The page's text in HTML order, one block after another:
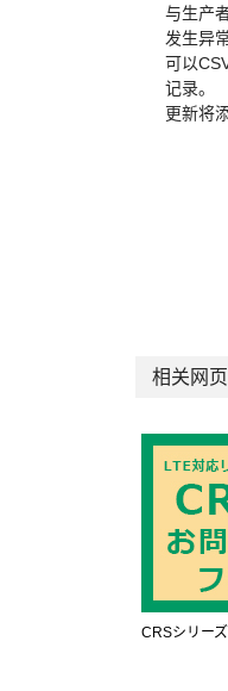
与生产
发生异
可以
记录。
更新将
相关网页
CRSシリー